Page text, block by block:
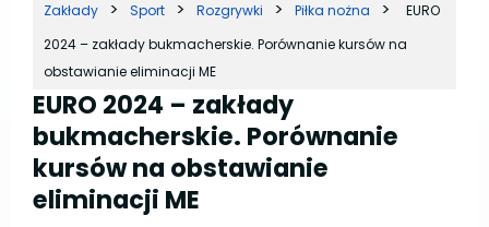
Zakłady
Sport Rozgrywki Piłka nożna
EURO
2024 – zakłady bukmacherskie. Porównanie kursów na
obstawianie eliminacji ME
EURO 2024 – zakłady
bukmacherskie. Porównanie
kursów na obstawianie
eliminacji ME